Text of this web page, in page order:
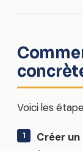
Voici les
Créer